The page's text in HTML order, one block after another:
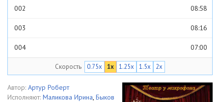
002 08:58
003 08:16
004 07:00
006 06:33
Скорость 0.75x 1x 1.25x 1.5x 2x
Автор: Артур Роберт
Исполняют: Маликова Ирина, Быков